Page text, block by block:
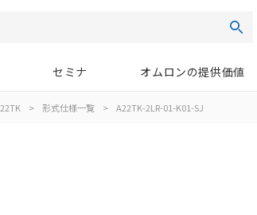
セミナ オムロンの提供価値
> 形式仕様一覧 > A22TK-2LR-01-K01-SJ